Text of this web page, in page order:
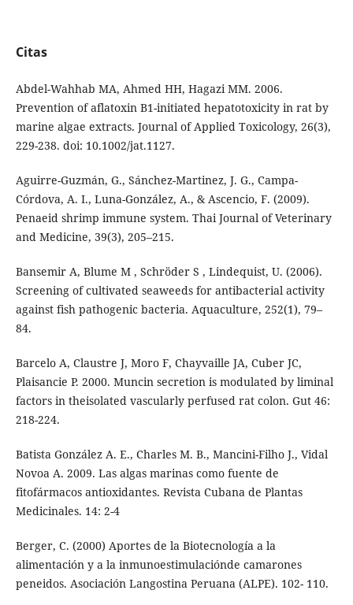
Citas
Abdel-Wahhab MA, Ahmed HH, Hagazi MM. 2006.
Prevention of aflatoxin B1-initiated hepatotoxicity in rat by
marine algae extracts. Journal of Applied Toxicology, 26(3),
229-238. doi: 10.1002/jat.1127.
Aguirre-Guzmán, G., Sánchez-Martinez, J. G., Campa-
Córdova, A. I., Luna-González, A., & Ascencio, F. (2009).
Penaeid shrimp immune system. Thai Journal of Veterinary
and Medicine, 39(3), 205–215.
Bansemir A, Blume M , Schröder S , Lindequist, U. (2006).
Screening of cultivated seaweeds for antibacterial activity
against fish pathogenic bacteria. Aquaculture, 252(1), 79–
84.
Barcelo A, Claustre J, Moro F, Chayvaille JA, Cuber JC,
Plaisancie P. 2000. Muncin secretion is modulated by liminal
factors in theisolated vascularly perfused rat colon. Gut 46:
218-224.
Batista González A. E., Charles M. B., Mancini-Filho J., Vidal
Novoa A. 2009. Las algas marinas como fuente de
fitofármacos antioxidantes. Revista Cubana de Plantas
Medicinales. 14: 2-4
Berger, C. (2000) Aportes de la Biotecnología a la
alimentación y a la inmunoestimulaciónde camarones
peneidos. Asociación Langostina Peruana (ALPE). 102- 110.